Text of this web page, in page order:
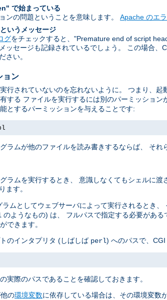
で始まっている
ンの問題ということを意味します。 Apache のエ
いうメッセージ
グをチェックすると、"Premature end of script
ッセージも記録されているでしょう。 この場合
さい。
ョン
行されていないのを忘れないように。 つまり、
する ファイルを実行するには別のパーミッション
とするパーミッションを与えることです:
ラムが他のファイルを読み書きするならば、 そ
ラムを実行するとき、 意識しなくてもシェルに
ます。
ムとしてウェブサーバによって実行されるとき、
のようなもの) は、 フルパスで指定する必要があ
できます。
のインタプリタ (しばしば perl) へのパスで、
実際のパスであることを確認しておきます。
の環境変数に依存している場合は、その環境変数